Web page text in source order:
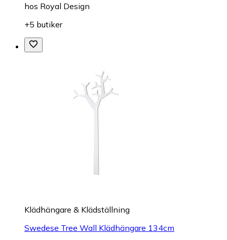
hos Royal Design
+5 butiker
Klädhängare & Klädställning
Swedese Tree Wall Klädhängare 134cm